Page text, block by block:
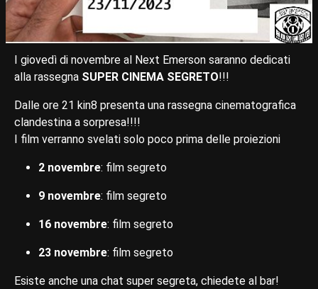
I giovedì di novembre al Next Emerson saranno dedicati
alla rassegna SUPER CINEMA SEGRETO!!!
Dalle ore 21 kin8 presenta una rassegna cinematografica
clandestina a sorpresa!!!!
I film verranno svelati solo poco prima delle proiezioni
2 novembre: film segreto
9 novembre: film segreto
16 novembre: film segreto
23 novembre: film segreto
Esiste anche una chat super segreta, chiedete al bar!